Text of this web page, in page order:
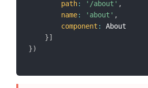
path: '/about' ,
name: 'about' ,
component :
About
}]
})